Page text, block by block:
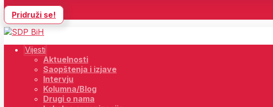
Pridruži se!
Vijesti
Aktuelnosti
Saopštenja i izjave
Intervju
Kolumna/Blog
Drugi o nama